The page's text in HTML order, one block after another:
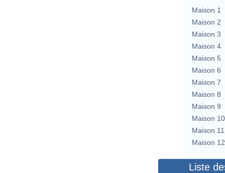
Maison 1
Maison 2
Maison 3
Maison 4
Maison 5
Maison 6
Maison 7
Maison 8
Maison 9
Maison 10
Maison 11
Maison 12
Liste